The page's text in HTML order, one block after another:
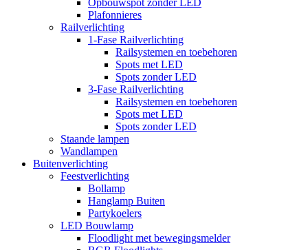
Opbouwspot zonder LED
Plafonnieres
Railverlichting
1-Fase Railverlichting
Railsystemen en toebehoren
Spots met LED
Spots zonder LED
3-Fase Railverlichting
Railsystemen en toebehoren
Spots met LED
Spots zonder LED
Staande lampen
Wandlampen
Buitenverlichting
Feestverlichting
Bollamp
Hanglamp Buiten
Partykoelers
LED Bouwlamp
Floodlight met bewegingsmelder